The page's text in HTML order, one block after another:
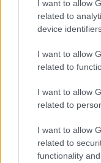
I want to allow
related to
device
I want to allow
related to
I want to allow
related to
I want to allow
related to
functionality
Murtala
Lucía Marín · 4 Ago 2026
NOTICIAS